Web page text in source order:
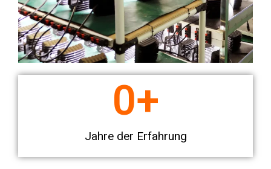
Jahre der Erfahrung
0+